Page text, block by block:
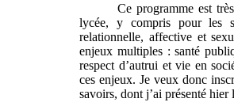
Ce programme est
lycée, y compris pour les
relationnelle, affective et
enjeux multiples : santé
respect d’autrui et vie en
ces enjeux. Je veux donc
savoirs, dont j’ai présenté